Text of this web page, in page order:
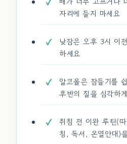
자리에 들지 마세요
낮잠은 오후 3시 이
하세요
알코올은 잠들기를
후반의 질을 심각하
취침 전 이완 루틴(
칭, 독서, 온열안대)